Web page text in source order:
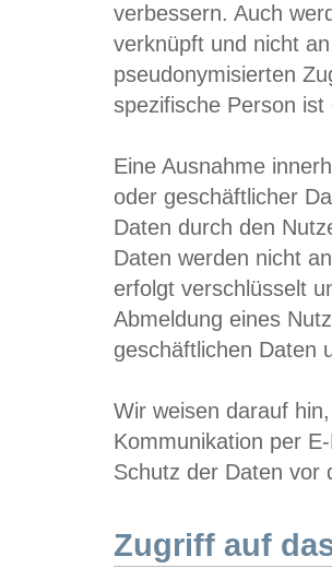
verbessern. Auch
verknüpft und nicht
pseudonymisierten
spezifische Person
Eine Ausnahme
oder geschäftlicher
Daten durch den
Daten werden nicht
erfolgt verschlüsselt
Abmeldung eines
geschäftlichen Daten
Wir weisen darauf
Kommunikation per
Schutz der Daten vor
Zugriff auf